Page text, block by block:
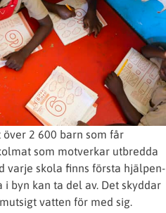
2 600 barn som får
som motverkar utbredda
varje skola finns första hjälpen-
byn kan ta del av. Det skyddar
vatten för med sig.